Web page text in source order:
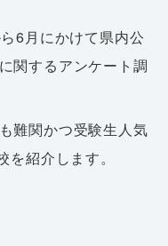
6月にかけて県内公
関するアンケート調
難関かつ受験生人気
紹介します。